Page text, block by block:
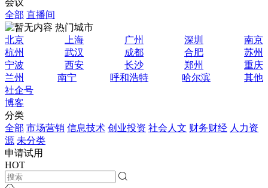
全部 直播间
热门城市
北京
上海 广州 深圳
南京
杭州
武汉 成都 合肥
苏州
宁波
西安 长沙 郑州
重庆
兰州
南宁 呼和浩特 哈尔滨
其他
社企号
博客
分类
全部 市场营销 信息技术 创业投资 社会人文 财务财经 人力资
源 未分类
申请试用
HOT